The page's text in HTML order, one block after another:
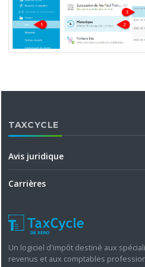
TAXCYCLE
Avis juridique
Carrières
Un logiciel d'impôt destiné aux
revenus et aux comptables